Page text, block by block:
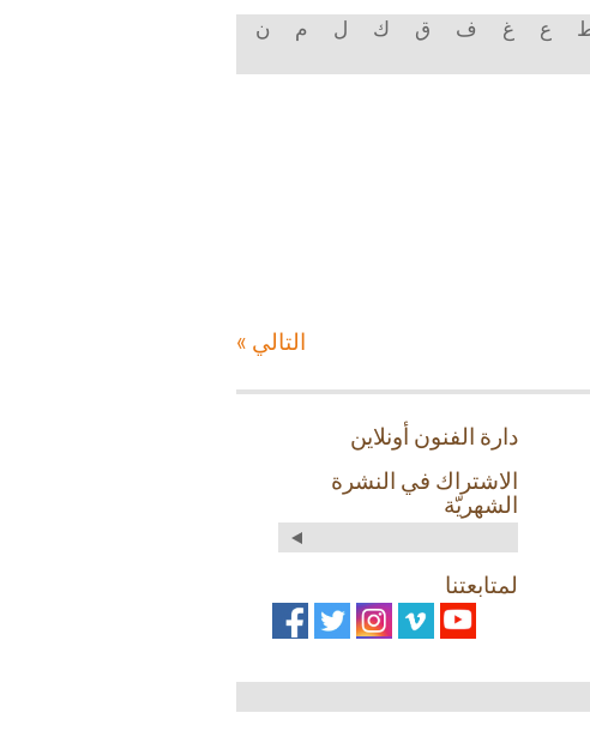
ع غ ف ق ك ل م
ن
التالي »
دارة الفنون أونلاين
الاشتراك في النشرة
الشهريّة
لمتابعتنا